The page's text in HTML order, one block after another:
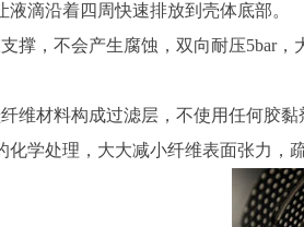
滴沿着四周快速排放到壳体底部。
不会产生腐蚀，双向耐压5bar，
料构成过滤层，不使用任何胶黏
化学处理，大大减小纤维表面张力，